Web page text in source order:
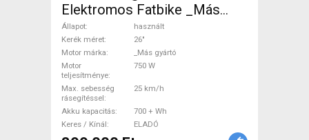
Elektromos Fatbike _Más
gyártó használt ELADÓ
Állapot
használt
Kerék méret
26"
Motor márka
_Más gyártó
Motor
teljesítménye
750 W
Max. sebesség
rásegítéssel
25 km/h
Akku kapacitás
700 + Wh
Keres / Kínál
ELADÓ